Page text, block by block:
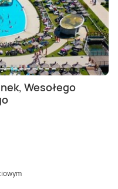
Wesołego